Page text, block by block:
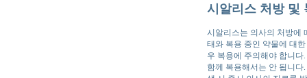
시알리스 처방 및
시알리스는 의사의 처방에
태와 복용 중인 약물에 대
우 복용에 주의해야 합니
함께 복용해서는 안 됩니